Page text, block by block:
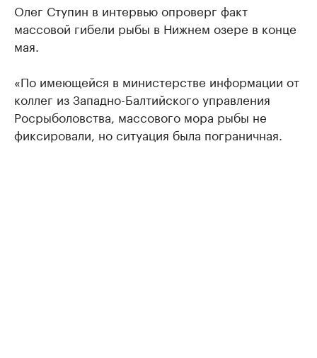
Олег Ступин в интервью опроверг факт
массовой гибели рыбы в Нижнем озере в конце
мая.
«По имеющейся в министерстве информации от
коллег из Западно-Балтийского управления
Росрыболовства, массового мора рыбы не
фиксировали, но ситуация была пограничная.